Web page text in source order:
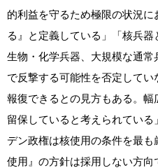
的利益を守るため極限の状況
る』と定義している」「核兵
生物・化学兵器、大規模な通
で反撃する可能性を否定して
報復できるとの見方もある。
留保していると考えられてい
デン政権は核使用の条件を最
使用』の方針は採用しない方